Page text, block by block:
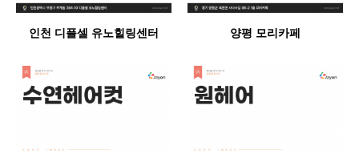
인천 디플셀 유노힐링센터 양평 모리카페